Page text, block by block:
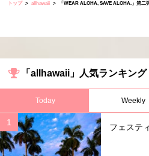
トップ allhawaii 「WEAR ALOHA, SAVE ALOHA.」第二
「allhawaii」人気ランキング
Today Weekly
フェステ